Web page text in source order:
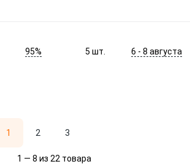
95% 5шт. 6 - 8 августа
1 2 3
1 — 8 из 22 товара